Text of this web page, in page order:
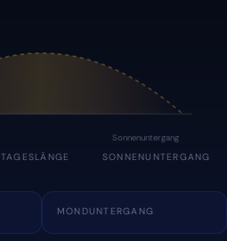
Sonnenuntergang
TAGESLÄNGE SONNENUNTERGANG
MONDUNTERGANG